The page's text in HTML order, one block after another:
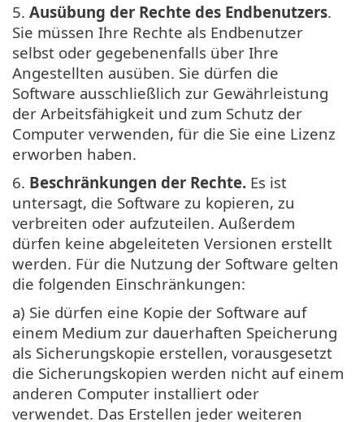
5. Ausübung der Rechte des Endbenutzers.
Sie müssen Ihre Rechte als Endbenutzer
selbst oder gegebenenfalls über Ihre
Angestellten ausüben. Sie dürfen die
Software ausschließlich zur Gewährleistung
der Arbeitsfähigkeit und zum Schutz der
Computer verwenden, für die Sie eine Lizenz
erworben haben.
6. Beschränkungen der Rechte. Es ist
untersagt, die Software zu kopieren, zu
verbreiten oder aufzuteilen. Außerdem
dürfen keine abgeleiteten Versionen erstellt
werden. Für die Nutzung der Software gelten
die folgenden Einschränkungen:
a) Sie dürfen eine Kopie der Software auf
einem Medium zur dauerhaften Speicherung
als Sicherungskopie erstellen, vorausgesetzt
die Sicherungskopien werden nicht auf einem
anderen Computer installiert oder
verwendet. Das Erstellen jeder weiteren